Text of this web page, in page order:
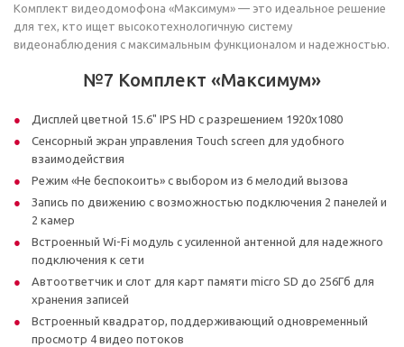
Комплект видеодомофона «Максимум» — это идеальное решение
для тех, кто ищет высокотехнологичную систему
видеонаблюдения с максимальным функционалом и надежностью.
№7 Комплект «Максимум»
Дисплей цветной 15.6" IPS HD с разрешением 1920х1080
Сенсорный экран управления Touch screen для удобного
взаимодействия
Режим «Не беспокоить» с выбором из 6 мелодий вызова
Запись по движению с возможностью подключения 2 панелей и
2 камер
Встроенный Wi-Fi модуль с усиленной антенной для надежного
подключения к сети
Автоответчик и слот для карт памяти micro SD до 256Гб для
хранения записей
Встроенный квадратор, поддерживающий одновременный
просмотр 4 видео потоков